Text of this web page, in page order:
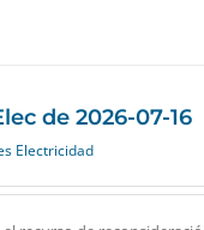
de 2026-07-16
Electricidad